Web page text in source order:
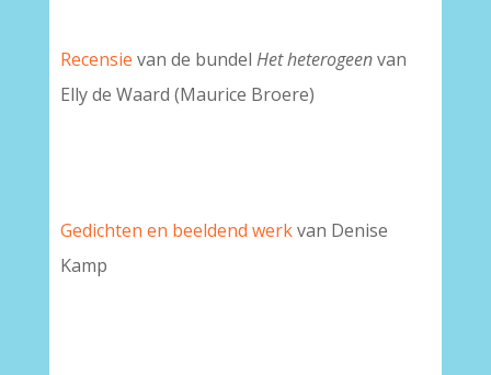
Recensie van de bundel Het heterogeenvan
Elly de Waard (Maurice Broere)
Gedichten en beeldend werkvan Denise
Kamp